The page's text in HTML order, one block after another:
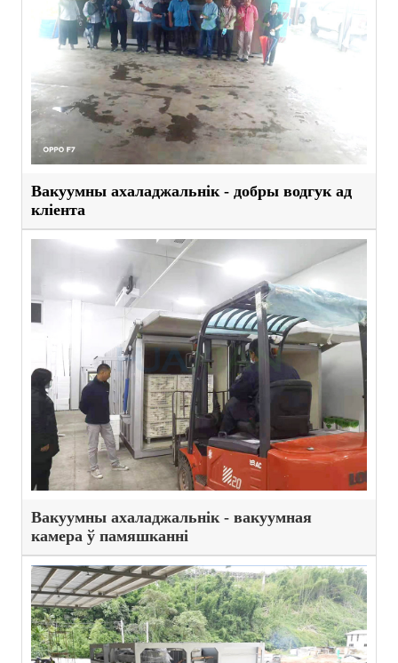
Вакуумны ахаладжальнік - добры водгук ад
кліента
Вакуумны ахаладжальнік - вакуумная
камера ў памяшканні